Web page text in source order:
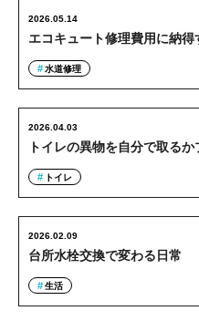
エコキュート修理費用に納得
2026.05.14
水道修理
トイレの異物を自分で取る
2026.04.03
トイレ
台所水栓交換で変わる日常
2026.02.09
生活